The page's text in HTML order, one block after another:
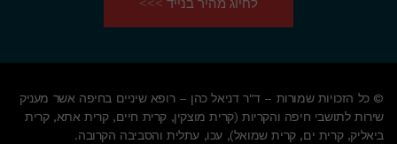
© כל הזכויות שמורות – ד"ר דניאל כהן – רופא שיניים בחיפה אשר מעניק
שירות לתושבי חיפה והקריות (קרית מוצקין, קרית חיים, קרית אתא, קרית
ביאליק, קרית ים, קרית שמואל), עכו, עתלית והסביבה הקרובה.